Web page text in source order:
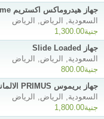
جهاز هيدروماكس اكستريم Hydromax Extreme
السعودية, الرياض, الرياض
جنية1,300.00
جهاز Slide Loaded
السعودية, الرياض, الرياض
جنية800.00
جهاز بريموس PRIMUS الالماني
السعودية, الرياض, الرياض
جنية1,800.00